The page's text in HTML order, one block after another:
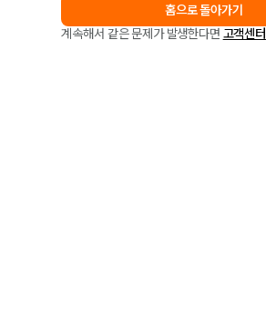
홈으로 돌아가기
계속해서 같은 문제가 발생한다면 고객센터